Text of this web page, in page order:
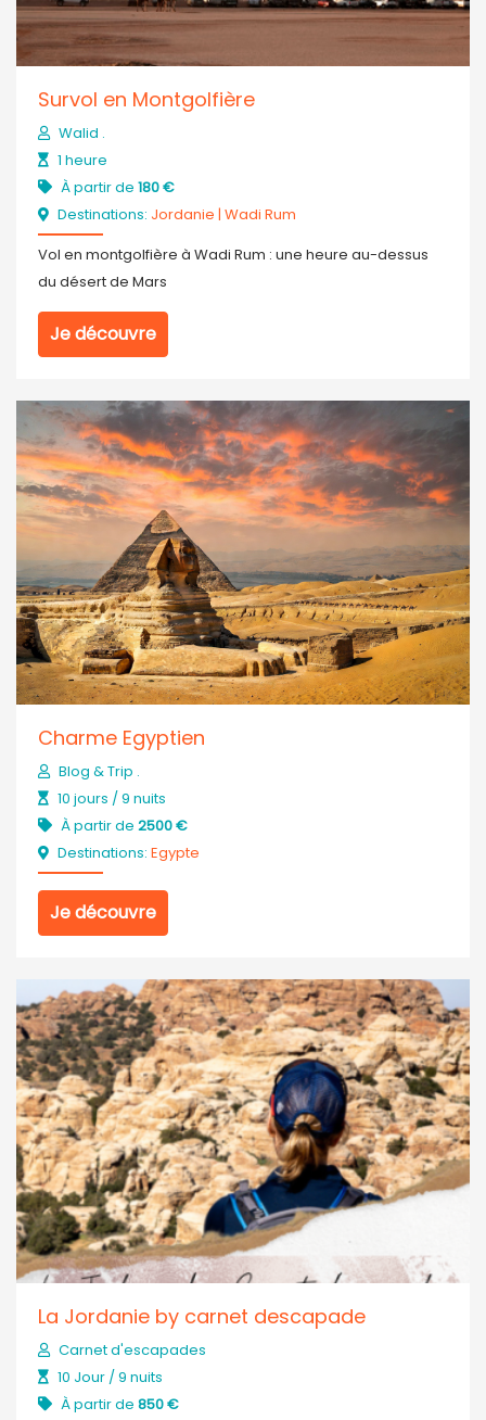
Survol en Montgolfière
Walid .
1 heure
À partir de 180 €
Destinations: Jordanie | Wadi Rum
Vol en montgolfière à Wadi Rum : une heure au-dessus
du désert de Mars
Je découvre
Charme Egyptien
Blog & Trip .
10 jours / 9 nuits
À partir de 2500 €
Destinations: Egypte
Je découvre
La Jordanie by carnet descapade
Carnet d'escapades
10 Jour / 9 nuits
À partir de 850 €